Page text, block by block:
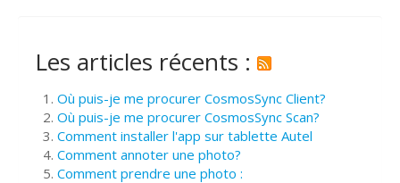
Les articles récents :
Où puis-je me procurer CosmosSync Client?
Où puis-je me procurer CosmosSync Scan?
Comment installer l'app sur tablette Autel
Comment annoter une photo?
Comment prendre une photo :